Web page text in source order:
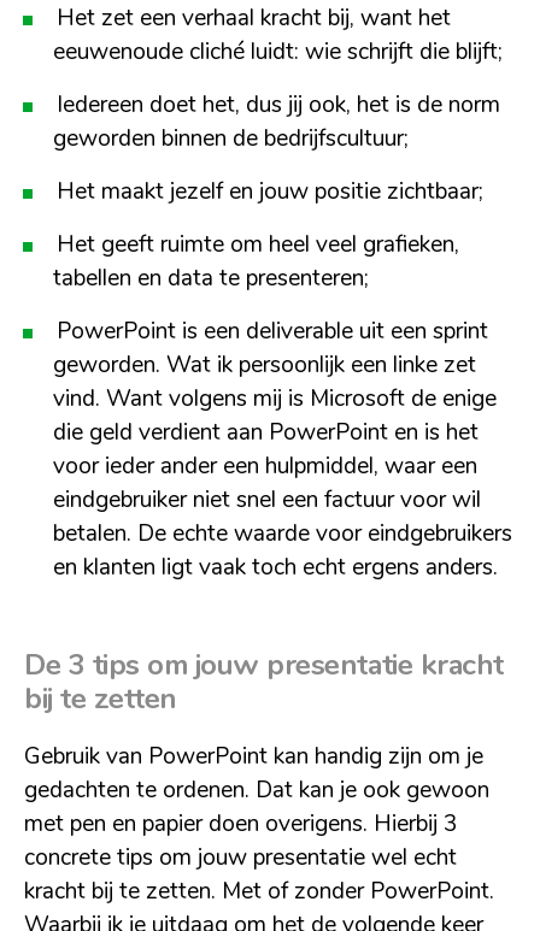
Het zet een verhaal kracht bij, want het
eeuwenoude cliché luidt: wie schrijft die blijft;
Iedereen doet het, dus jij ook, het is de norm
geworden binnen de bedrijfscultuur;
Het maakt jezelf en jouw positie zichtbaar;
Het geeft ruimte om heel veel grafieken,
tabellen en data te presenteren;
PowerPoint is een deliverable uit een sprint
geworden. Wat ik persoonlijk een linke zet
vind. Want volgens mij is Microsoft de enige
die geld verdient aan PowerPoint en is het
voor ieder ander een hulpmiddel, waar een
eindgebruiker niet snel een factuur voor wil
betalen. De echte waarde voor eindgebruikers
en klanten ligt vaak toch echt ergens anders.
De 3 tips om jouw presentatie kracht
bij te zetten
Gebruik van PowerPoint kan handig zijn om je
gedachten te ordenen. Dat kan je ook gewoon
met pen en papier doen overigens. Hierbij 3
concrete tips om jouw presentatie wel echt
kracht bij te zetten. Met of zonder PowerPoint.